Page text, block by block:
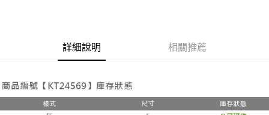
法說明評估內容。
【繳款方式說明】
1.分期款項不併入電信帳單，「大哥付你分期」於每月結算日後寄送繳費提
AFTEE先享後付是「在收到商品之後才付款」的支付方式。 讓您購物簡單
２．便利：只要手機號碼，簡訊認證，即可結帳。
全家取貨付款
每筆NT$60，滿NT$1,800(含以上)免運費
詳細說明 相關推薦